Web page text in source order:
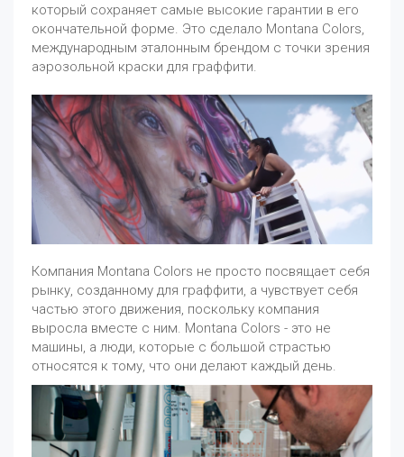
который сохраняет самые высокие гарантии в его
окончательной форме. Это сделало Montana Colors,
международным эталонным брендом с точки зрения
аэрозольной краски для граффити.
Компания Montana Colors не просто посвящает себя
рынку, созданному для граффити, а чувствует себя
частью этого движения, поскольку компания
выросла вместе с ним. Montana Colors - это не
машины, а люди, которые с большой страстью
относятся к тому, что они делают каждый день.